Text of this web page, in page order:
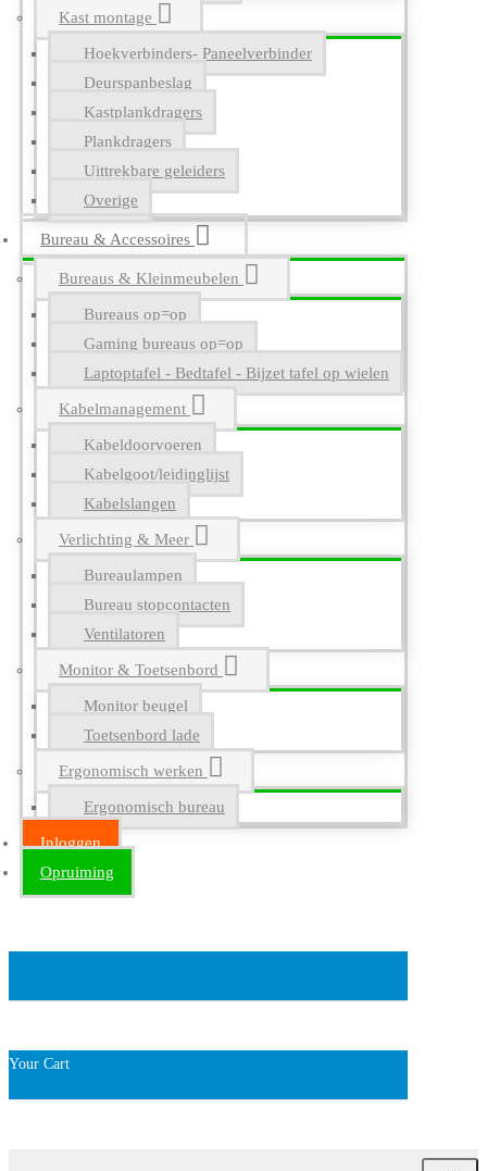
Kast montage
Hoekverbinders- Paneelverbinder
Deurspanbeslag
Kastplankdragers
Plankdragers
Uittrekbare geleiders
Overige
Bureau & Accessoires
Bureaus & Kleinmeubelen
Bureaus op=op
Gaming bureaus op=op
Laptoptafel - Bedtafel - Bijzet tafel op wielen
Kabelmanagement
Kabeldoorvoeren
Kabelgoot/leidinglijst
Kabelslangen
Verlichting & Meer
Bureaulampen
Bureau stopcontacten
Ventilatoren
Monitor & Toetsenbord
Monitor beugel
Toetsenbord lade
Ergonomisch werken
Ergonomisch bureau
Inloggen
Opruiming
Your Cart